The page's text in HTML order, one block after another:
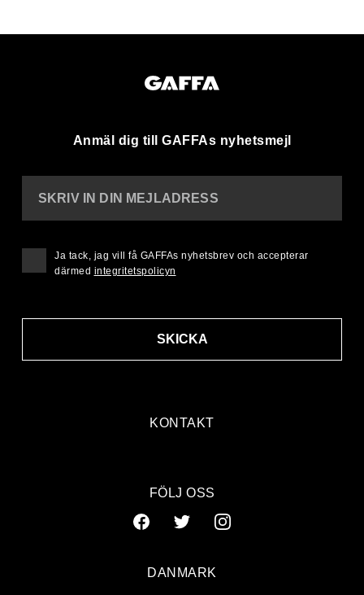
Anmäl dig till GAFFAs nyhetsmejl
KONTAKT
SKRIV IN DIN MEJLADRESS
SKICKA
Ja tack, jag vill få GAFFAs nyhetsbrev och accepterar
därmed integritetspolicyn
FÖLJ OSS
DANMARK